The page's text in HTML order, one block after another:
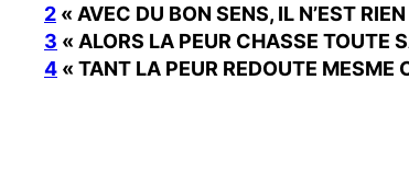
2 « AVEC DU BON SENS, IL N’EST
3 « ALORS LA PEUR CHASSE TOUTE
4 « TANT LA PEUR REDOUTE MESME